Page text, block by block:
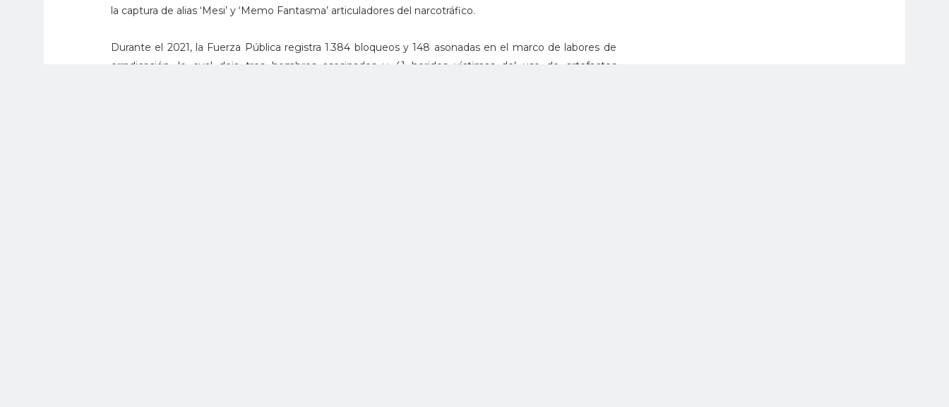
la captura de alias ‘Mesi’ y ‘Memo Fantasma’ articuladores del narcotráfico.
Durante el 2021, la Fuerza Pública registra 1.384 bloqueos y 148 asonadas en el marco de labores de
erradicación, lo cual deja tres hombres asesinados y 41 heridos víctimas del uso de artefactos